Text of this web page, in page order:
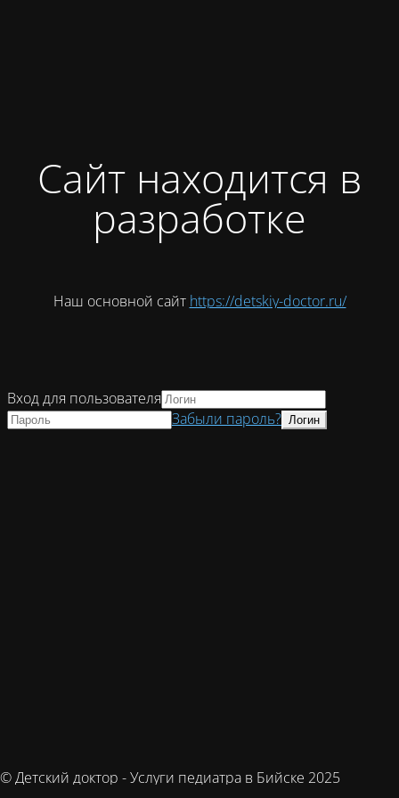
Сайт находится в
разработке
Наш основной сайт https://detskiy-doctor.ru/
© Детский доктор - Услуги педиатра в Бийске 2025
Вход для пользователя
Забыли пароль?